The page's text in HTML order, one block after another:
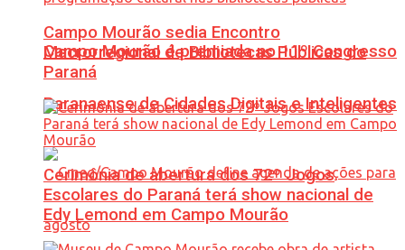
Campo Mourão é premiada no 11º Congresso
Paranaense de Cidades Digitais e Inteligentes
Campo Mourão sedia Encontro
Macrorregional de Bibliotecas Públicas do
Paraná
Cerimônia de abertura dos 72º Jogos
Escolares do Paraná terá show nacional de
Edy Lemond em Campo Mourão